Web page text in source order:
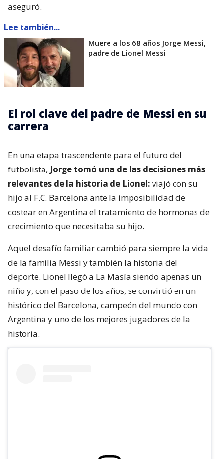
aseguró.
Lee también...
Muere a los 68 años Jorge Messi,
padre de Lionel Messi
El rol clave del padre de Messi en su
carrera
En una etapa trascendente para el futuro del
futbolista, Jorge tomó una de las decisiones más
relevantes de la historia de Lionel: viajó con su
hijo al F.C. Barcelona ante la imposibilidad de
costear en Argentina el tratamiento de hormonas de
crecimiento que necesitaba su hijo.
Aquel desafío familiar cambió para siempre la vida
de la familia Messi y también la historia del
deporte. Lionel llegó a La Masía siendo apenas un
niño y, con el paso de los años, se convirtió en un
histórico del Barcelona, campeón del mundo con
Argentina y uno de los mejores jugadores de la
historia.